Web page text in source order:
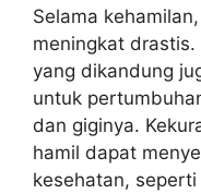
Selama
meningkat
yang dikandung
untuk
dan giginya.
hamil dapat
kesehatan,